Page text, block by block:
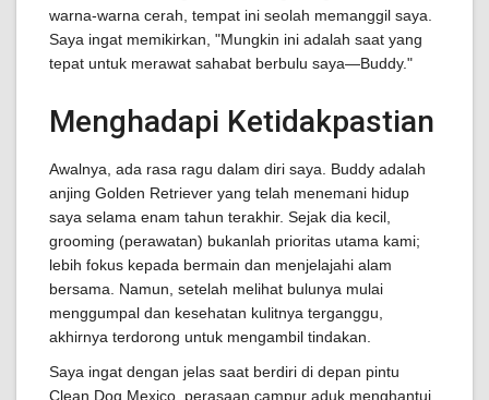
warna-warna cerah, tempat ini seolah memanggil saya.
Saya ingat memikirkan, "Mungkin ini adalah saat yang
tepat untuk merawat sahabat berbulu saya—Buddy."
Menghadapi Ketidakpastian
Awalnya, ada rasa ragu dalam diri saya. Buddy adalah
anjing Golden Retriever yang telah menemani hidup
saya selama enam tahun terakhir. Sejak dia kecil,
grooming (perawatan) bukanlah prioritas utama kami;
lebih fokus kepada bermain dan menjelajahi alam
bersama. Namun, setelah melihat bulunya mulai
menggumpal dan kesehatan kulitnya terganggu,
akhirnya terdorong untuk mengambil tindakan.
Saya ingat dengan jelas saat berdiri di depan pintu
Clean Dog Mexico, perasaan campur aduk menghantui